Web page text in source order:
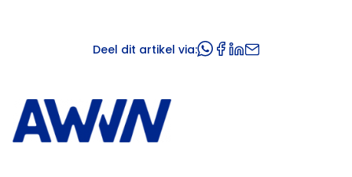
Deel dit artikel via: